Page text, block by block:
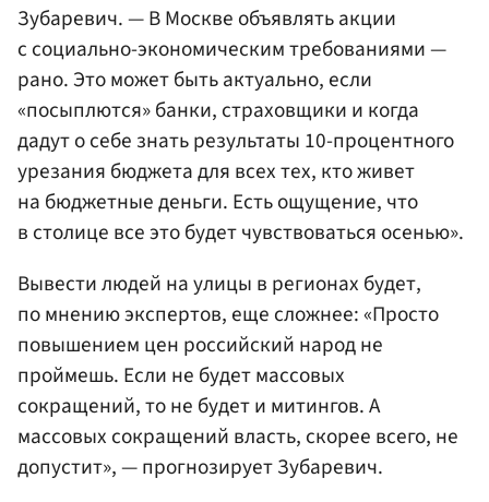
Зубаревич. — В Москве объявлять акции
с социально-экономическим требованиями —
рано. Это может быть актуально, если
«посыплются» банки, страховщики и когда
дадут о себе знать результаты 10-процентного
урезания бюджета для всех тех, кто живет
на бюджетные деньги. Есть ощущение, что
в столице все это будет чувствоваться осенью».
Вывести людей на улицы в регионах будет,
по мнению экспертов, еще сложнее: «Просто
повышением цен российский народ не
проймешь. Если не будет массовых
сокращений, то не будет и митингов. А
массовых сокращений власть, скорее всего, не
допустит», — прогнозирует Зубаревич.